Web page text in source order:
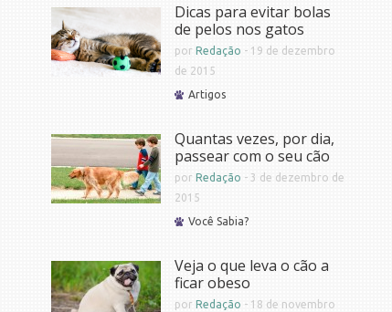
Dicas para evitar bolas
de pelos nos gatos
porRedação - 19 de dezembro
de 2015
Artigos
Quantas vezes, por dia,
passear com o seu cão
porRedação - 3 de dezembro de
2015
Você Sabia?
Veja o que leva o cão a
ficar obeso
porRedação - 18 de novembro